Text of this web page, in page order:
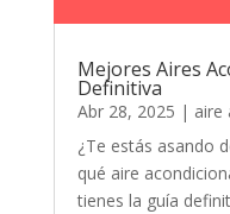
Mejores Aires
Definitiva
Abr 28, 2025 | aire
¿Te estás asando
qué aire
tienes la guía